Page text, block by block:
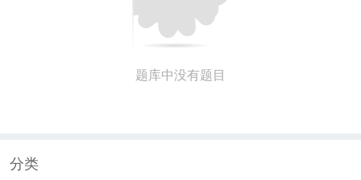
题库中没有题目
分类